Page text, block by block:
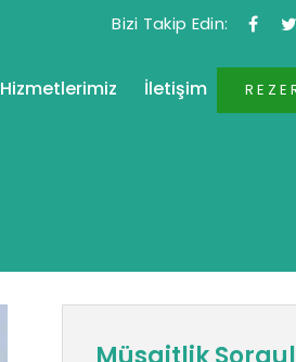
Bizi Takip Edin:
Hizmetlerimiz İletişim